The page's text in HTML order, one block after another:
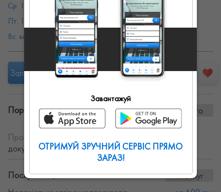
Ср: 10:00 - 18:00
Чт: 10:00 - 18:00
Пт: 10:00 - 18:00
Сб: выходной
Вс: выходной
Запропонувати роботу
Портфоліо винаних робіт: 0 фото
Про себе:
документів.
Послуги та ціни:
4послуг
Завантажуй
ОТРИМУЙ ЗРУЧНИЙ СЕРВІС ПРЯМО
ЗАРАЗ!